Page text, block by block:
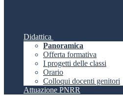
Didattica
Panoramica
Offerta formativa
I progetti delle classi
Orario
Colloqui docenti genitori
Attuazione PNRR